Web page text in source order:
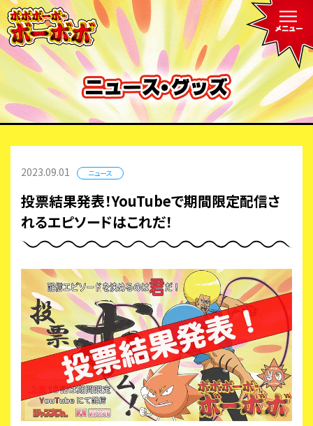
2023.09.01 ニュース
投票結果発表！YouTubeで期間限定配信さ
れるエピソードはこれだ！